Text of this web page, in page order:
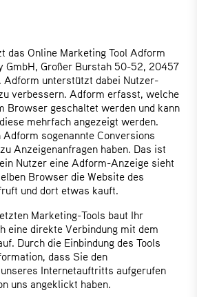
das Online Marketing Tool Adform
GmbH, Großer Burstah 50-52, 20457
Adform unterstützt dabei Nutzer-
verbessern. Adform erfasst, welche
Browser geschaltet werden und kann
mehrfach angezeigt werden.
Adform sogenannte Conversions
Anzeigenanfragen haben. Das ist
Nutzer eine Adform-Anzeige sieht
Browser die Website des
und dort etwas kauft.
Marketing-Tools baut Ihr
eine direkte Verbindung mit dem
Durch die Einbindung des Tools
dass Sie den
Internetauftritts aufgerufen
uns angeklickt haben.